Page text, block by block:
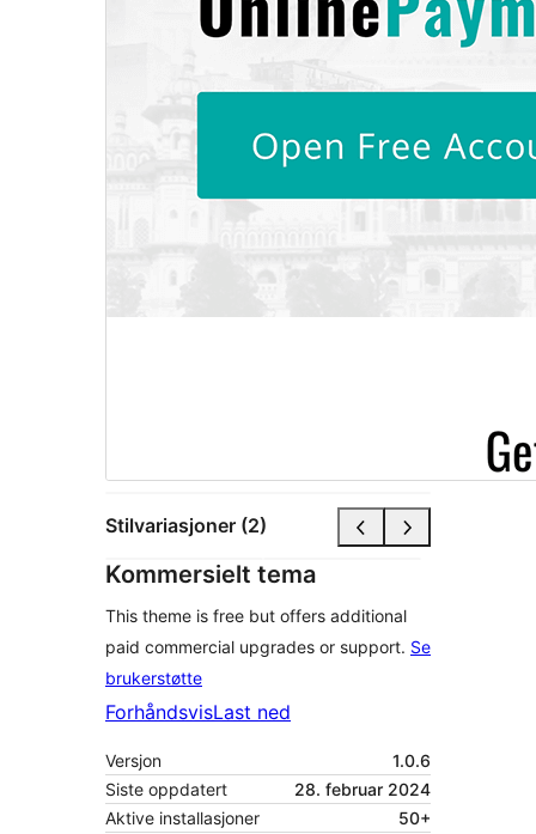
Stilvariasjoner (2)
Kommersielt tema
This theme is free but offers additional
paid commercial upgrades or support. Se
brukerstøtte
ForhåndsvisLast ned
Versjon
1.0.6
Siste oppdatert
28. februar 2024
Aktive installasjoner
50+